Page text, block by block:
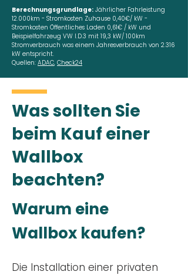
Berechnungsgrundlage: Jährlicher Fahrleistung
12.000km - Stromkosten Zuhause 0,40€/ kW -
Stromkosten Öffentliches Laden 0,61€ / kW und
Beispielfahrzeug VW I.D.3 mit 19,3 kW/ 100km
Stromverbrauch was einem Jahresverbrauch von 2.316
kW entspricht.
Quellen: ADAC, Check24
Was sollten Sie
beim Kauf einer
Wallbox
beachten?
Warum eine
Wallbox kaufen?
Die Installation einer privaten